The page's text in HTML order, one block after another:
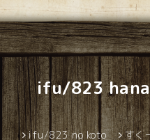
ifu/823
ifu/823 no koto すく